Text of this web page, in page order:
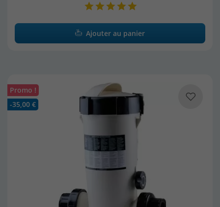
Ajouter au panier
Promo !
-35,00 €